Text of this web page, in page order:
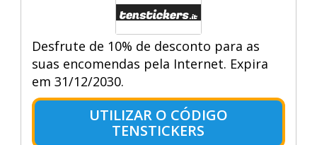
Desfrute de 10% de desconto para as
suas encomendas pela Internet. Expira
em 31/12/2030.
UTILIZAR O CÓDIGO
TENSTICKERS